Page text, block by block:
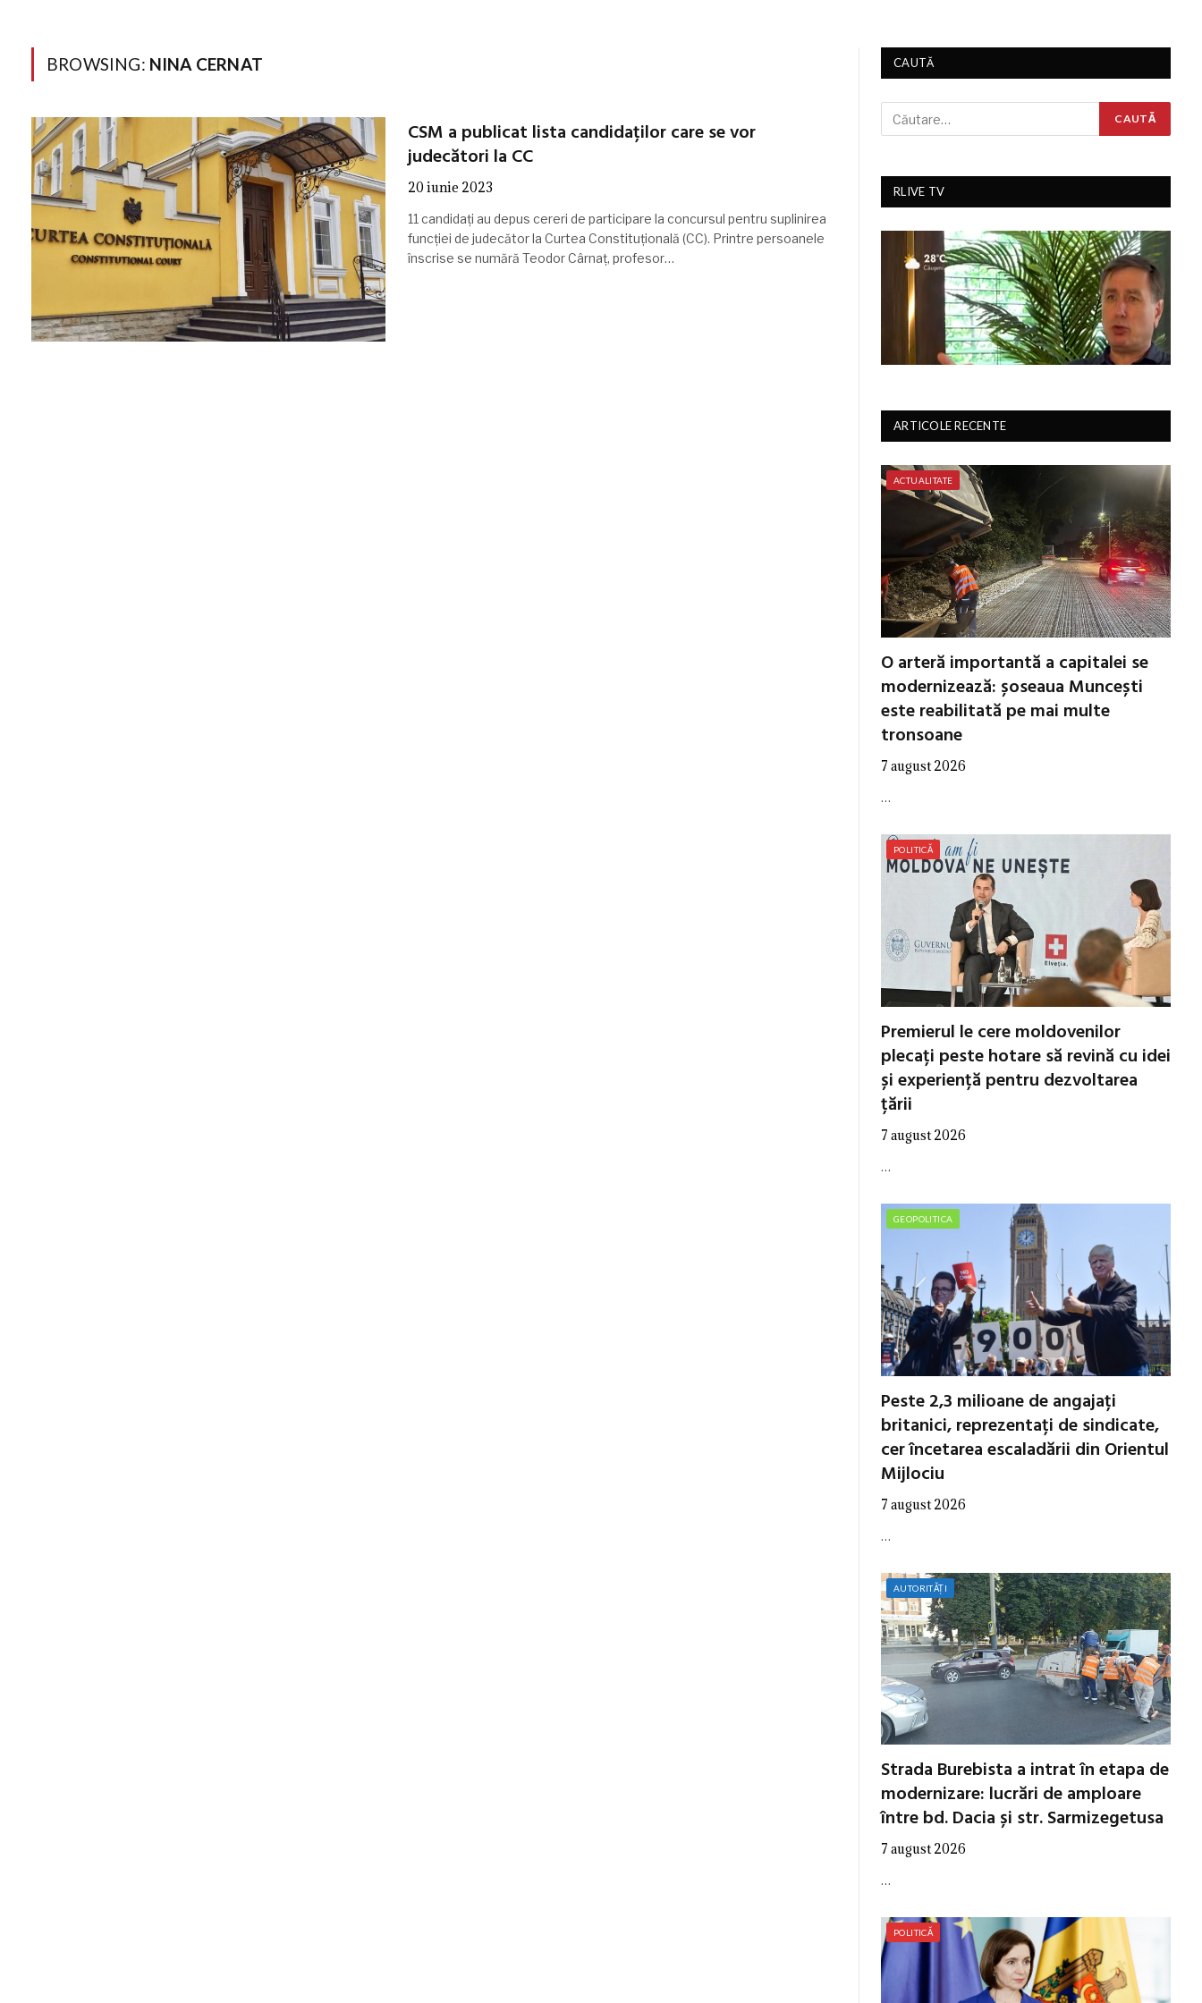
BROWSING: NINA CERNAT
CSM a publicat lista candidaților care se vor
judecători la CC
20 iunie 2023
11 candidați au depus cereri de participare la concursul pentru suplinirea
funcției de judecător la Curtea Constituțională (CC). Printre persoanele
înscrise se numără Teodor Cârnaț, profesor…
CAUTĂ
RLIVE TV
ARTICOLE RECENTE
ACTUALITATE
O arteră importantă a capitalei se
modernizează: șoseaua Muncești
este reabilitată pe mai multe
tronsoane
7 august 2026
…
POLITICĂ
Premierul le cere moldovenilor
plecați peste hotare să revină cu idei
și experiență pentru dezvoltarea
țării
7 august 2026
…
GEOPOLITICA
Peste 2,3 milioane de angajați
britanici, reprezentați de sindicate,
cer încetarea escaladării din Orientul
Mijlociu
7 august 2026
…
AUTORITĂȚI
Strada Burebista a intrat în etapa de
modernizare: lucrări de amploare
între bd. Dacia și str. Sarmizegetusa
7 august 2026
…
POLITICĂ